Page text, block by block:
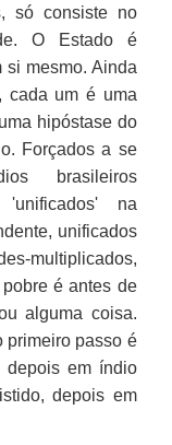
só consiste no
O Estado é
si mesmo. Ainda
cada um é uma
hipóstase do
Forçados a se
brasileiros
na
unificados
é antes de
alguma coisa.
primeiro passo é
depois em índio
depois em